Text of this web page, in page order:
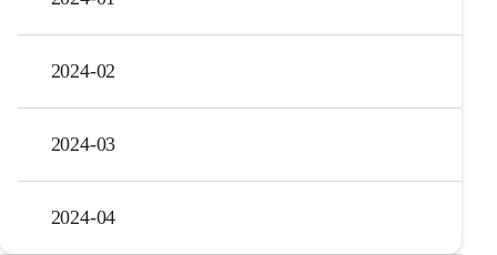
2024-02
2024-03
2024-04